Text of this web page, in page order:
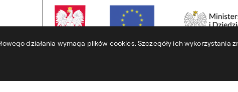
działania wymaga plików cookies. Szczegóły ich wykorzystania